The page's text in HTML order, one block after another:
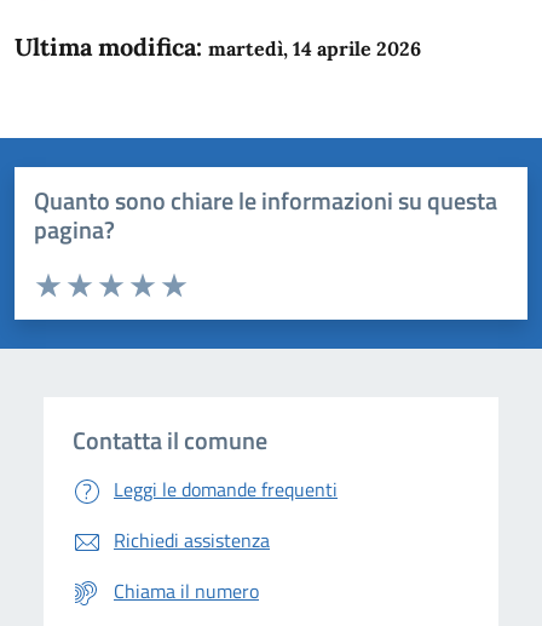
Ultima modifica: martedì, 14 aprile 2026
Quanto sono chiare le informazioni su questa
pagina?
Domanda
Valuta da 1 a 5 stelle la pagina
Valuta 5 stelle su 5
Valuta 4 stelle su 5
Valuta 3 stelle su 5
Valuta 2 stelle su 5
Valuta 1 stelle su 5
Contatta il comune
Leggi le domande frequenti
Richiedi assistenza
Chiama il numero